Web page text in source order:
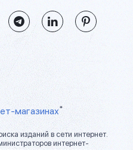
магазинах*
изданий в сети интернет.
интернет-